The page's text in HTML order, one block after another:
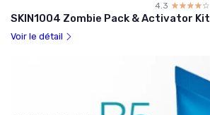
4.3 ☆☆☆☆☆
★★★★★
SKIN1004 Zombie Pack & Activator Kit
Voir le détail